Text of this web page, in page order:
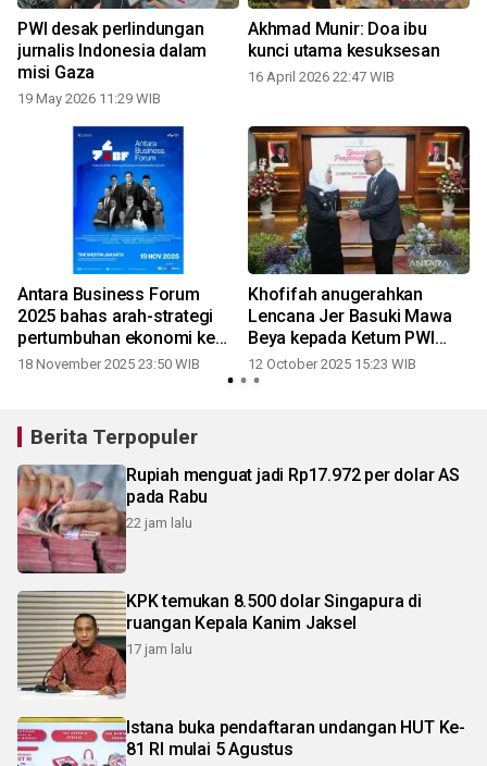
PWI desak perlindungan
jurnalis Indonesia dalam
misi Gaza
19 May 2026 11:29 WIB
Akhmad Munir: Doa ibu
kunci utama kesuksesan
16 April 2026 22:47 WIB
Antara Business Forum
2025 bahas arah-strategi
pertumbuhan ekonomi ke
depan
18 November 2025 23:50 WIB
Khofifah anugerahkan
Lencana Jer Basuki Mawa
Beya kepada Ketum PWI
Pusat Akhmad Munir
12 October 2025 15:23 WIB
Berita Terpopuler
Rupiah menguat jadi Rp17.972 per dolar AS
pada Rabu
22 jam lalu
KPK temukan 8.500 dolar Singapura di
ruangan Kepala Kanim Jaksel
17 jam lalu
Istana buka pendaftaran undangan HUT Ke-
81 RI mulai 5 Agustus